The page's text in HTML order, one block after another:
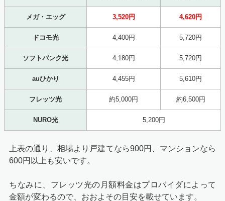
メガ・エッグ 3,520円 4,620円
ドコモ光 4,400円 5,720円
ソフトバンク光 4,180円 5,720円
auひかり 4,455円 5,610円
フレッツ光 約5,000円 約6,500円
NURO光 5,200円
上表の通り、相場より戸建てなら900円、マンションなら
600円以上も安いです。
ちなみに、フレッツ光の月額料金はプロバイダによって
金額が変わるので、おおよその目安を載せています。